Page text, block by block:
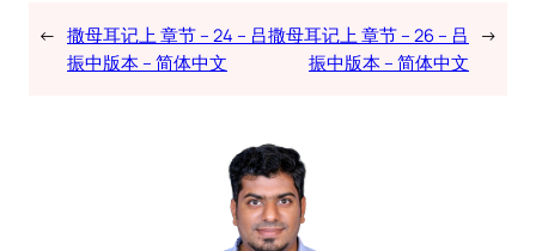
← 撒母耳记上 章节 – 24 – 吕
振中版本 – 简体中文
撒母耳记上 章节 – 26 – 吕
振中版本 – 简体中文
→